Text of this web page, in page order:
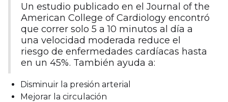
Un estudio publicado en el Journal of the
American College of Cardiology encontró
que correr solo 5 a 10 minutos al día a
una velocidad moderada reduce el
riesgo de enfermedades cardíacas hasta
en un 45%. También ayuda a:
Disminuir la presión arterial
Mejorar la circulación